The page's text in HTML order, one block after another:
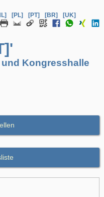
[PL] [PT] [BR]
[UK]
und Kongresshalle